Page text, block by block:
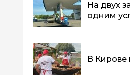
На двух
одним
В Кирове